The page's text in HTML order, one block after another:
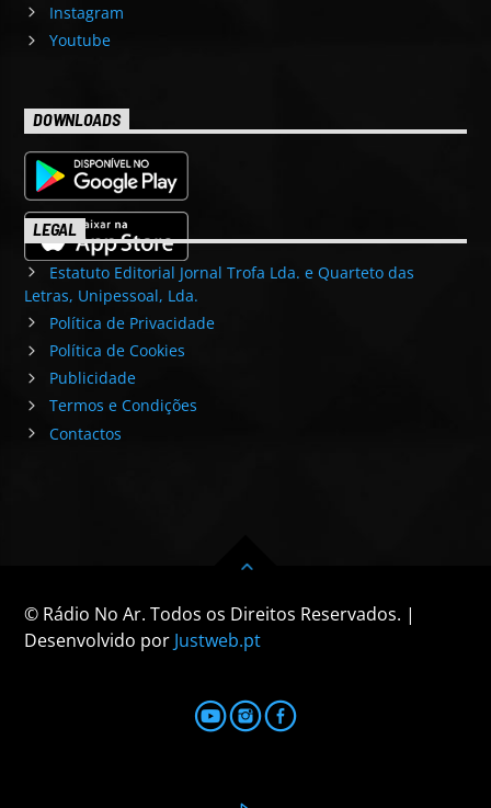
Instagram
Youtube
DOWNLOADS
LEGAL
Estatuto Editorial Jornal Trofa Lda. e Quarteto das
Letras, Unipessoal, Lda.
Política de Privacidade
Política de Cookies
Publicidade
Termos e Condições
Contactos
© Rádio No Ar. Todos os Direitos Reservados. |
Desenvolvido por Justweb.pt